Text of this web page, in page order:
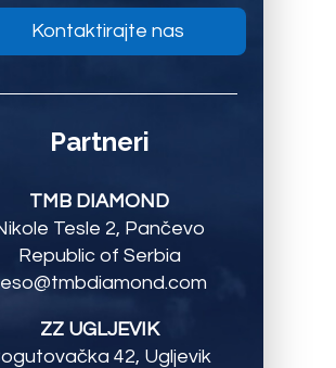
Kontaktirajte nas
Partneri
TMB DIAMOND
Tesle 2, Pančevo
Republic of Serbia
ZZ UGLJEVIK
42, Ugljevik